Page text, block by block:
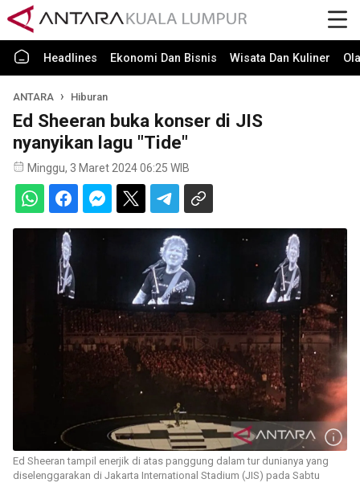
Headlines Ekonomi Dan Bisnis Wisata Dan Kuliner
ANTARA Hiburan
Ed Sheeran buka konser di JIS
nyanyikan lagu "Tide"
Minggu, 3 Maret 2024 06:25 WIB
Ed Sheeran tampil enerjik di atas panggung dalam tur dunianya yang
diselenggarakan di Jakarta International Stadium (JIS) pada Sabtu